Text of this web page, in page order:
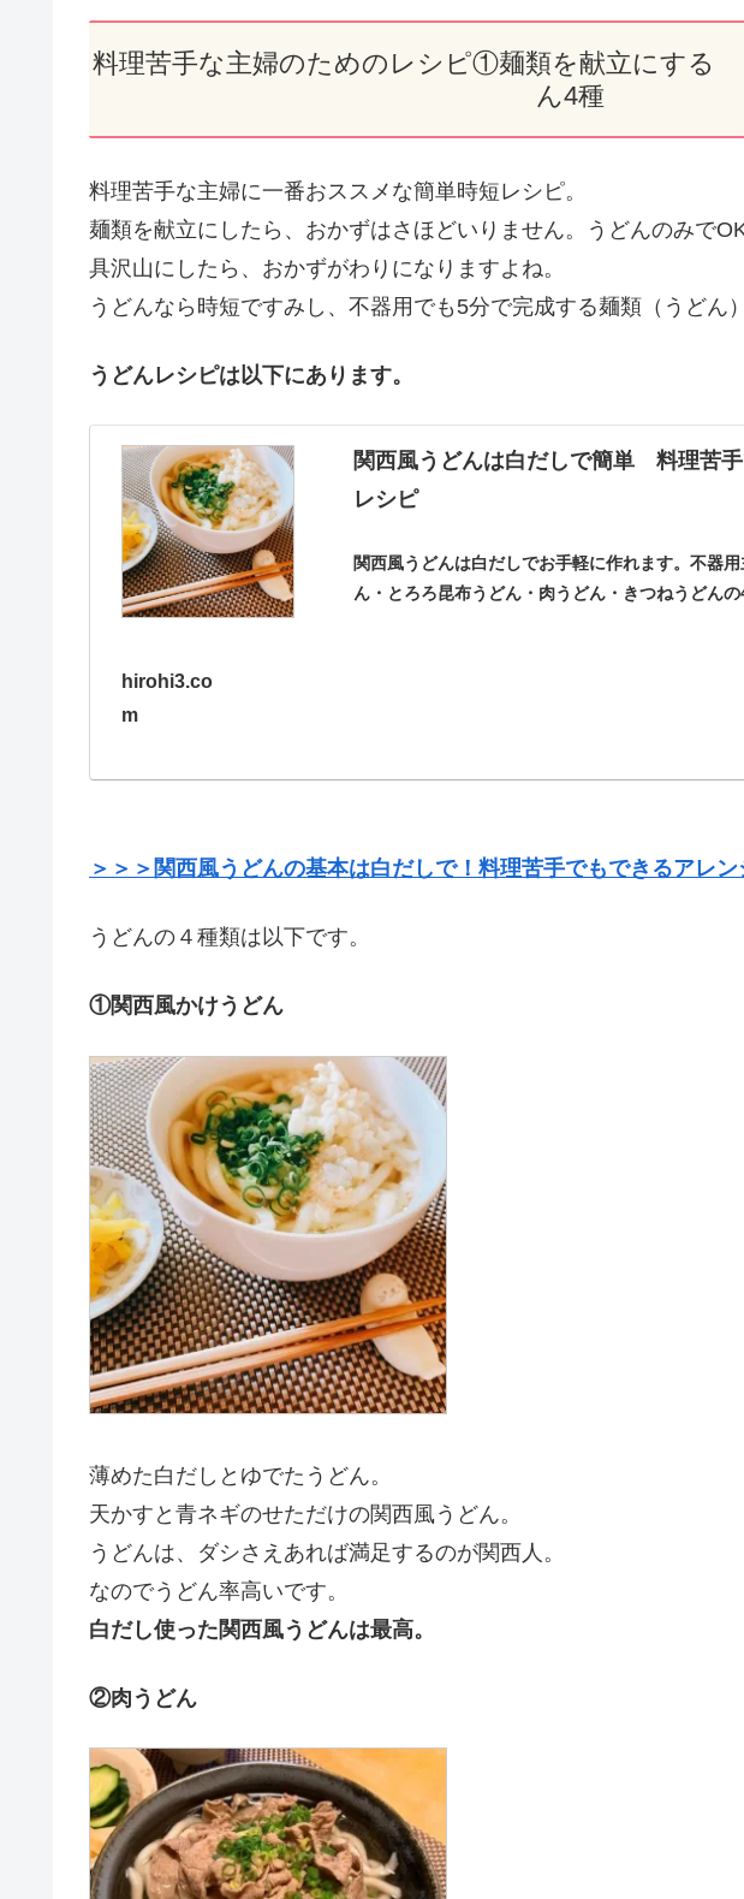
料理苦手な主婦のためのレシピ①麺類を献立にする
ん4種
料理苦手な主婦に一番おススメな簡単時短レシピ。
麺類を献立にしたら、おかずはさほどいりません。うどんのみでOK
具沢山にしたら、おかずがわりになりますよね。
うどんなら時短ですみし、不器用でも5分で完成する麺類（うどん
うどんレシピは以下にあります。
関西風うどんは白だしで簡単 料理苦
レシピ
関西風うどんは白だしでお手軽に作れます。不器
ん・とろろ昆布うどん・肉うどん・きつねうどん
hirohi3.co
m
＞＞＞関西風うどんの基本は白だしで！料理苦手でもできるアレ
うどんの４種類は以下です。
①関西風かけうどん
薄めた白だしとゆでたうどん。
天かすと青ネギのせただけの関西風うどん。
うどんは、ダシさえあれば満足するのが関西人。
なのでうどん率高いです。
白だし使った関西風うどんは最高。
②肉うどん